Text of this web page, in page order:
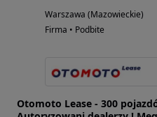
Warszawa (Mazowieckie)
Firma • Podbite
Otomoto Lease - 300